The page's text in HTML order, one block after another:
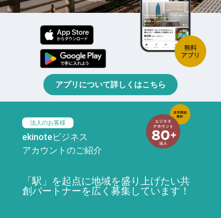
アプリについて詳しくはこちら
法人のお客様
ekinoteビジネス
アカウントのご紹介
「駅」を起点に地域を盛り上げたい共
創パートナーを広く募集しています！